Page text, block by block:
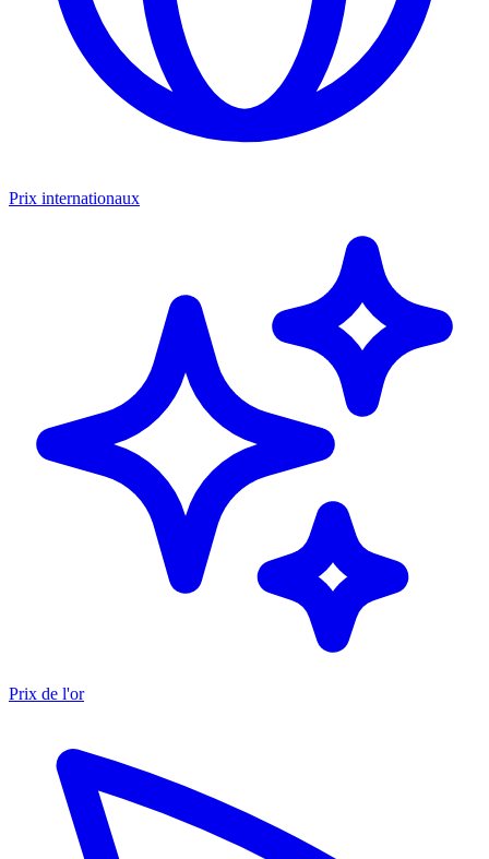
Prix internationaux
Prix de l'or